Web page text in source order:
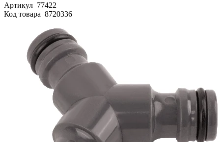
Артикул 77422
Код товара 8720336